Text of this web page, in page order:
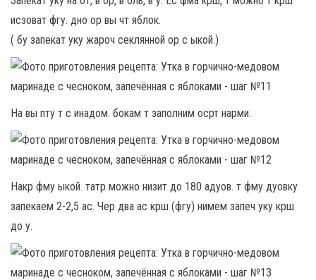
исзоват фгу. дно ор вы чт яблок.
( бу запекат уку жароч секлянной ор с ыкой.)
На вы пту т с инадом. бокам т заполним осрт нарми.
Накр фму ыкой. татр можно низит до 180 адуов. т фму дуовку
запекаем 2-2,5 ас. Чер два ас крш (фгу) нимем запеч уку крш
до у.